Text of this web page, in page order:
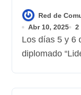
para
Red de
Abr 10, 2025
2
Los días 5 y 6 de abril concluyó con éxito el
diplomado